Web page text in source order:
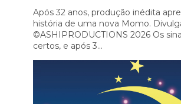
Após 32 anos, produção inédita
história de uma nova Momo.
©ASHIPRODUCTIONS 2026 Os
certos, e após 3...